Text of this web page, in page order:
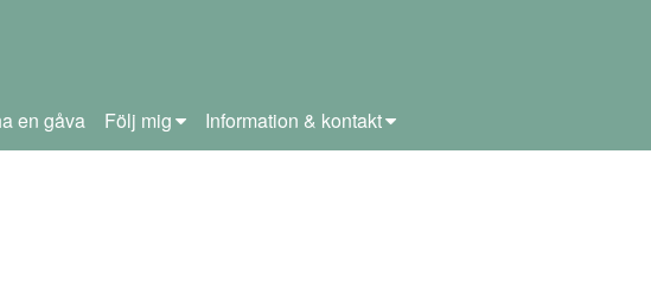
en gåva Följ mig Information & kontakt